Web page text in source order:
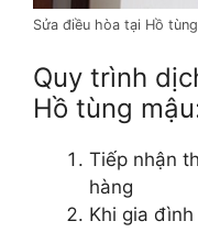
Sửa điều hòa tại Hồ
Quy trình
Hồ tùng
Tiếp nhận
hàng
Khi gia